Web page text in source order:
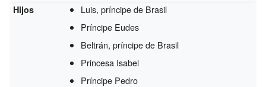
Hijos
Luis, príncipe de Brasil
Príncipe Eudes
Beltrán, príncipe de Brasil
Princesa Isabel
Príncipe Pedro